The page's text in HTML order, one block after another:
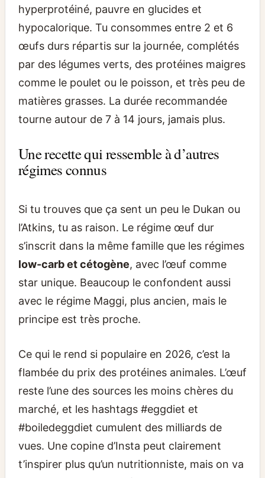
hyperprotéiné, pauvre en glucides et
hypocalorique. Tu consommes entre 2 et 6
œufs durs répartis sur la journée, complétés
par des légumes verts, des protéines maigres
comme le poulet ou le poisson, et très peu de
matières grasses. La durée recommandée
tourne autour de 7 à 14 jours, jamais plus.
Une recette qui ressemble à d’autres
régimes connus
Si tu trouves que ça sent un peu le Dukan ou
l’Atkins, tu as raison. Le régime œuf dur
s’inscrit dans la même famille que les régimes
low-carb et cétogène, avec l’œuf comme
star unique. Beaucoup le confondent aussi
avec le régime Maggi, plus ancien, mais le
principe est très proche.
Ce qui le rend si populaire en 2026, c’est la
flambée du prix des protéines animales. L’œuf
reste l’une des sources les moins chères du
marché, et les hashtags #eggdiet et
#boiledeggdiet cumulent des milliards de
vues. Une copine d’Insta peut clairement
t’inspirer plus qu’un nutritionniste, mais on va